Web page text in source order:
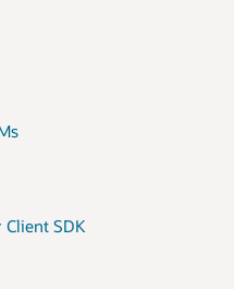
Client SDK